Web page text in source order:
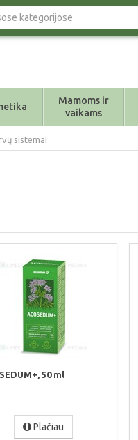
Mamoms ir
vaikams
sistemai
50 ml
Plačiau